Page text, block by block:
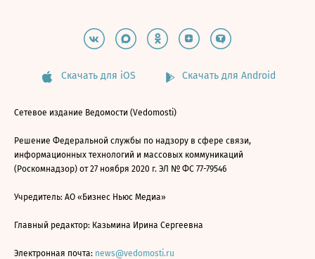
Скачать для iOS Скачать для Android
Сетевое издание Ведомости (Vedomosti)
Решение Федеральной службы по надзору в сфере связи,
информационных технологий и массовых коммуникаций
(Роскомнадзор) от 27 ноября 2020 г. ЭЛ № ФС 77-79546
Учредитель: АО «Бизнес Ньюс Медиа»
Главный редактор: Казьмина Ирина Сергеевна
Электронная почта: news@vedomosti.ru